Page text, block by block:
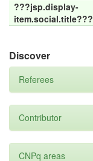
???jsp.display-
item.social.title???
Discover
Referees
Contributor
CNPq areas